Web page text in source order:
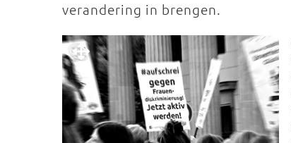
verandering in brengen.